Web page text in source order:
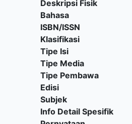
Deskripsi Fisik
Bahasa
ISBN/ISSN
Klasifikasi
Tipe Isi
Tipe Media
Tipe Pembawa
Edisi
Subjek
Info Detail Spesifik